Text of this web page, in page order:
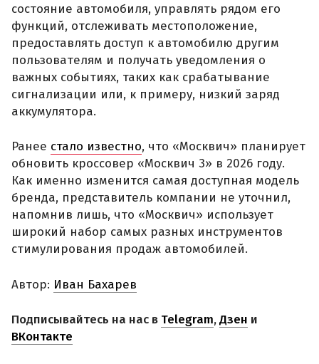
состояние автомобиля, управлять рядом его
функций, отслеживать местоположение,
предоставлять доступ к автомобилю другим
пользователям и получать уведомления о
важных событиях, таких как срабатывание
сигнализации или, к примеру, низкий заряд
аккумулятора.
Ранее стало известно, что «Москвич» планирует
обновить кроссовер «Москвич 3» в 2026 году.
Как именно изменится самая доступная модель
бренда, представитель компании не уточнил,
напомнив лишь, что «Москвич» использует
широкий набор самых разных инструментов
стимулирования продаж автомобилей.
Автор: Иван Бахарев
Подписывайтесь на нас в Telegram,Дзен и
ВКонтакте